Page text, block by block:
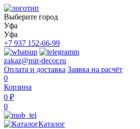
Выберите город
Уфа
Уфа
+7 937 152-66-99
zakaz@mir-decor.ru
Оплата и доставка Заявка на расчёт
0
Корзина
0 ₽
0
Каталог